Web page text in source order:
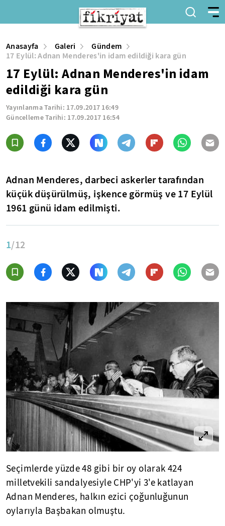
Anasayfa Galeri
Gündem
17 Eylül: Adnan Menderes'in idam edildiği kara gün
17 Eylül: Adnan Menderes'in idam
edildiği kara gün
Yayınlanma Tarihi: 17.09.2017 16:49
Güncelleme Tarihi: 17.09.2017 16:54
Adnan Menderes, darbeci askerler tarafından
küçük düşürülmüş, işkence görmüş ve 17 Eylül
1961 günü idam edilmişti.
1/12
Seçimlerde yüzde 48 gibi bir oy olarak 424
milletvekili sandalyesiyle CHP'yi 3'e katlayan
Adnan Menderes, halkın ezici çoğunluğunun
oylarıyla Başbakan olmuştu.